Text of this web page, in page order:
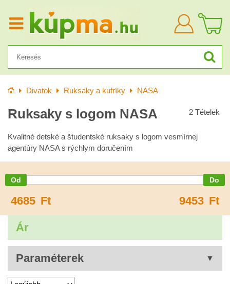
KezdőlapDivatok Ruksaky a kufríky NASA
Ruksaky s logom NASA 2 Tételek
Kvalitné detské a študentské ruksaky s logom vesmírnej
agentúry NASA s rýchlym doručením
4685 Ft 9453 Ft
Ár
Paraméterek